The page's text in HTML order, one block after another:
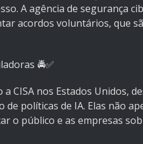
A agência de segurança
acordos voluntários, que
🚔✅
CISA nos Estados Unidos,
de políticas de IA. Elas não
o público e as empresas